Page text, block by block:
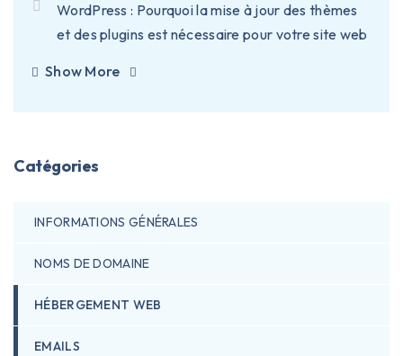
WordPress : Pourquoi la mise à jour des thèmes
et des plugins est nécessaire pour votre site web
Show More
Catégories
INFORMATIONS GÉNÉRALES
NOMS DE DOMAINE
HÉBERGEMENT WEB
EMAILS